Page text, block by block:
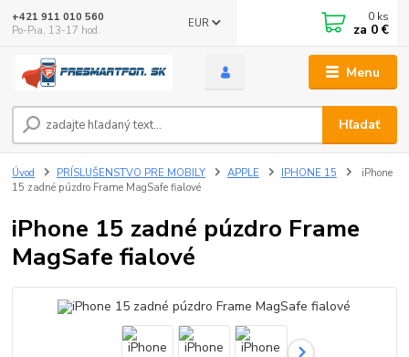
Menu
EUR
Hľadať
+421 911 010 560
Po-Pia, 13-17 hod.
0 ks
za 0 €
Úvod PRÍSLUŠENSTVO PRE MOBILY APPLE IPHONE 15
iPhone
15 zadné púzdro Frame MagSafe fialové
iPhone 15 zadné púzdro Frame
MagSafe fialové